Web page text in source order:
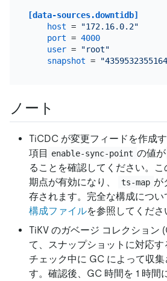
[data-sources.downtidb]
host =
"172.16.0.2"
port = 4000
user =
"root"
snapshot =
ノート
TiCDC が変更フィードを作成
項目 enable-sync-point の値が
ることを確認してください。
期点が有効になり、
ts-map が
存されます。完全な構成につい
構成ファイルを参照してくださ
TiKV のガベージ コレクション
て、スナップショットに対応
チェック中に GC によって収集
す。確認後、GC 時間を 1 時間